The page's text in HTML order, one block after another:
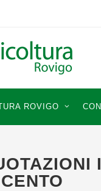
ROVIGO